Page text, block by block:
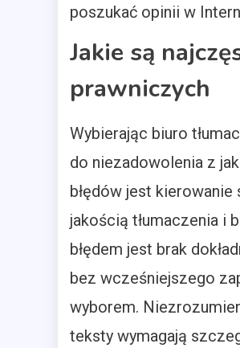
poszukać opinii w
Jakie są
prawniczych
Wybierając biuro
do niezadowolenia z
błędów jest kierowanie
jakością tłumaczenia i
błędem jest brak
bez wcześniejszego
wyborem.
teksty wymagają